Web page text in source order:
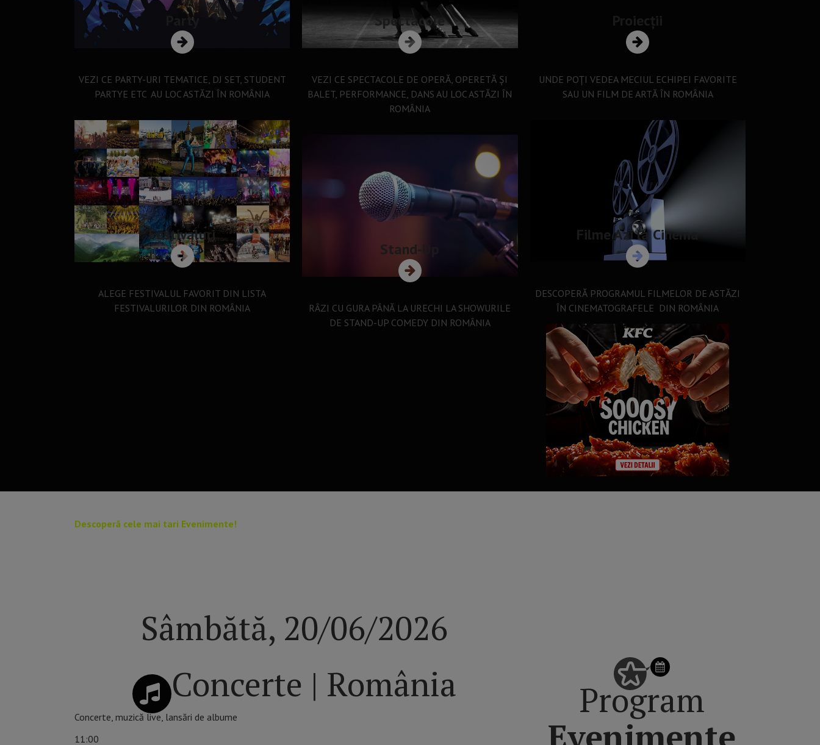
Party
VEZI CE PARTY-URI TEMATICE, DJ SET, STUDENT
PARTYE ETC AU LOC ASTĂZI ÎN ROMÂNIA
Festivaluri
ALEGE FESTIVALUL FAVORIT DIN LISTA
FESTIVALURILOR DIN ROMÂNIA
Spectacole
VEZI CE SPECTACOLE DE OPERĂ, OPERETĂ ȘI
BALET, PERFORMANCE, DANS AU LOC ASTĂZI ÎN
ROMÂNIA
Stand-Up
RÂZI CU GURA PÂNĂ LA URECHI LA SHOWURILE
DE STAND-UP COMEDY DIN ROMÂNIA
UNDE POȚI VEDEA MECIUL ECHIPEI FAVORITE
SAU UN FILM DE ARTĂ ÎN ROMÂNIA
Filme Azi la Cinema
DESCOPERĂ PROGRAMUL FILMELOR DE ASTĂZI
ÎN CINEMATOGRAFELE DIN ROMÂNIA
Descoperă cele mai tari Evenimente!
Sâmbătă, 20/06/2026
Concerte | România
Concerte, muzică live, lansări de albume
11:00
Program
Evenimente